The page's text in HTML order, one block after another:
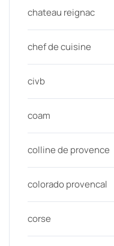
chateau reignac
chef de cuisine
civb
coam
colline de provence
colorado provencal
corse